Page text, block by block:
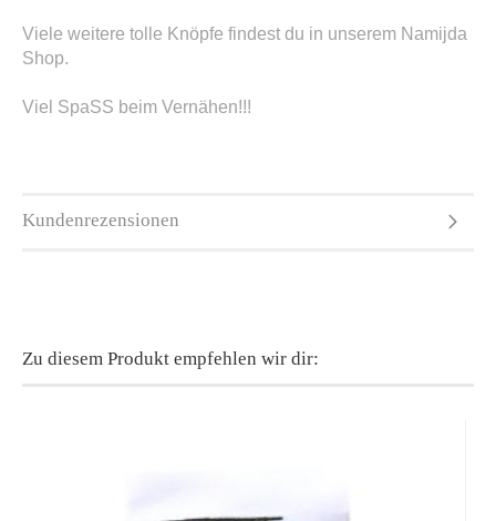
Viele weitere tolle Knöpfe findest du in unserem Namijda
Shop.
Viel SpaSS beim Vernähen!!!
Kundenrezensionen
Zu diesem Produkt empfehlen wir dir: